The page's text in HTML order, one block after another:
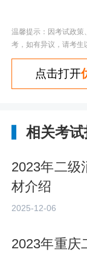
温馨提示：因考试政策
考，如有异议，请考生
点击打开
相关考
2023年二级
材介绍
2025-12-06
2023年重庆